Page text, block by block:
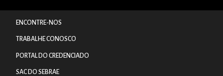
ENCONTRE-NOS
TRABALHE CONOSCO
PORTAL DO CREDENCIADO
SAC DO SEBRAE